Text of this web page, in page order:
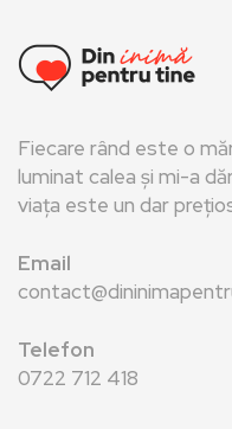
Fiecare rând este o
luminat calea și mi-a
viața este un dar
Email
Telefon
0722 712 418